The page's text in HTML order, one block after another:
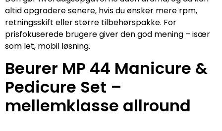
altid opgradere senere, hvis du ønsker mere rpm,
retningsskift eller større tilbehørspakke. For
prisfokuserede brugere giver den god mening – især
som let, mobil løsning.
Beurer MP 44 Manicure &
Pedicure Set –
mellemklasse allround